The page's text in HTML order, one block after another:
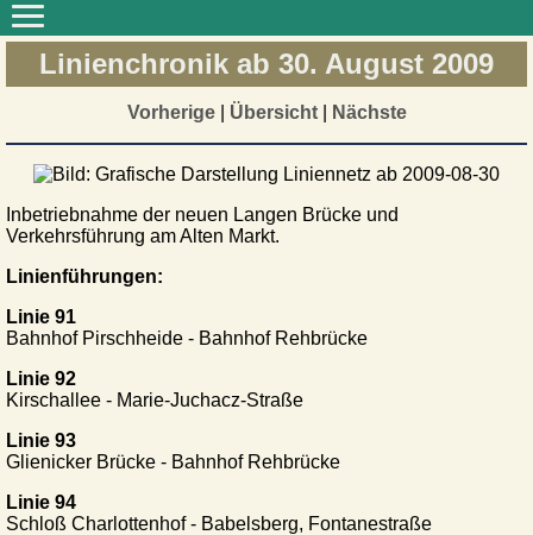
Linienchronik ab 30. August 2009
Vorherige| Übersicht| Nächste
Inbetriebnahme der neuen Langen Brücke und
Verkehrsführung am Alten Markt.
Linienführungen:
Linie 91
Bahnhof Pirschheide - Bahnhof Rehbrücke
Linie 92
Kirschallee - Marie-Juchacz-Straße
Linie 93
Glienicker Brücke - Bahnhof Rehbrücke
Linie 94
Schloß Charlottenhof - Babelsberg, Fontanestraße